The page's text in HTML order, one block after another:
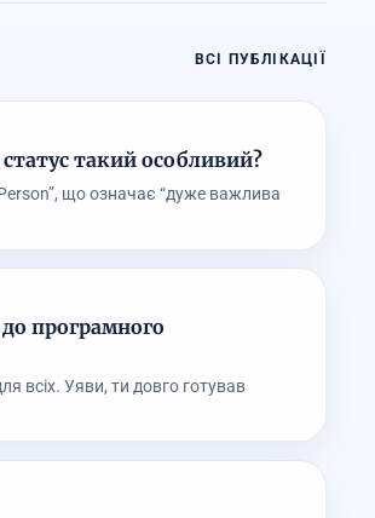
ВСІ ПУБЛІКАЦІЇ
такий особливий?
що означає “дуже важлива
програмного
всіх. Уяви, ти довго готував